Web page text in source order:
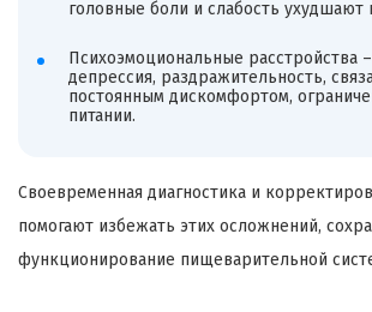
головные боли и слабость ухудшают
Психоэмоциональные расстройства
депрессия, раздражительность,
постоянным дискомфортом,
питании.
Своевременная диагностика и
помогают избежать этих осложнений,
функционирование пищеварительной